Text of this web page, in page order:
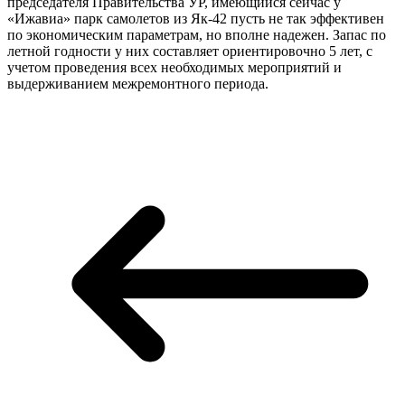
«Ижавиа» парк самолетов из Як-42 пусть не так эффективен
по экономическим параметрам, но вполне надежен. Запас по
летной годности у них составляет ориентировочно 5 лет, с
учетом проведения всех необходимых мероприятий и
выдерживанием межремонтного периода.